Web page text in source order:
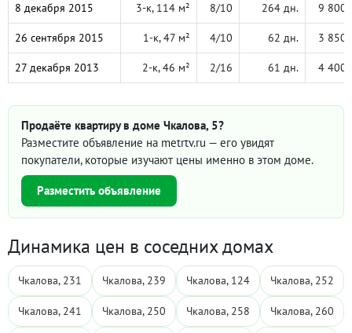
8 декабря 2015 3-к, 114 м² 8/10 264 дн. 9 800
26 сентября 2015 1-к, 47 м² 4/10 62 дн. 3 850
27 декабря 2013 2-к, 46 м² 2/16 61 дн. 4 400
Продаёте квартиру в доме Чкалова, 5?
Разместите объявление на metrtv.ru — его увидят
покупатели, которые изучают цены именно в этом доме.
Разместить объявление
Динамика цен в соседних домах
Чкалова, 231 Чкалова, 239 Чкалова, 124 Чкалова, 252
Чкалова, 241 Чкалова, 250 Чкалова, 258 Чкалова, 260